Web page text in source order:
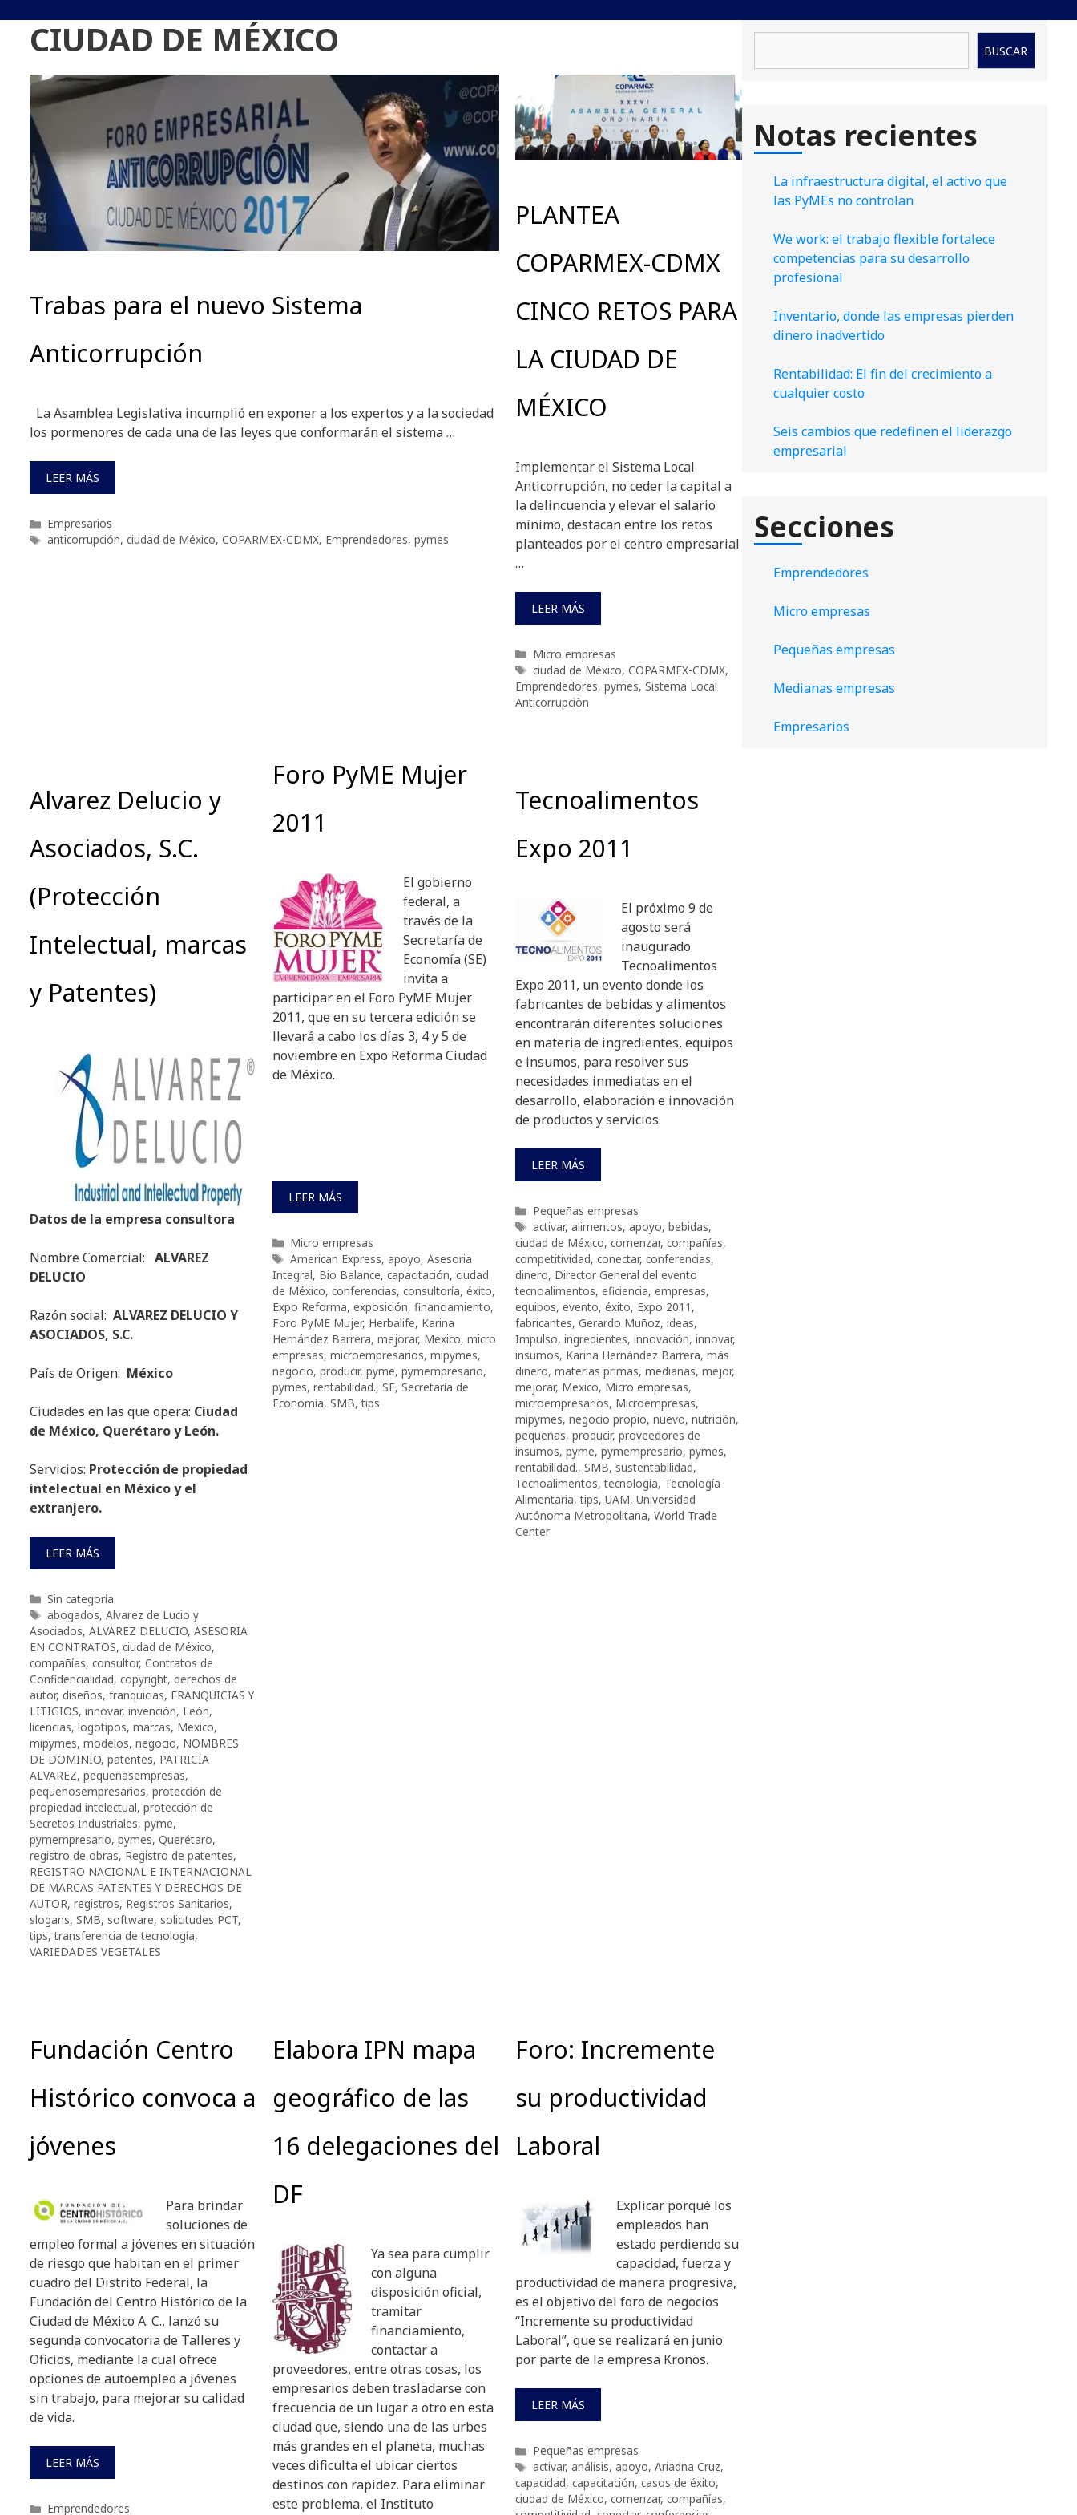
CIUDAD DE MÉXICO
Trabas para el nuevo Sistema
Anticorrupción
La Asamblea Legislativa incumplió en exponer a los expertos y a la sociedad
los pormenores de cada una de las leyes que conformarán el sistema …
LEER MÁS
Categorías
Empresarios
Etiquetas
anticorrupción, ciudad de México, COPARMEX-CDMX, Emprendedores, pymes
PLANTEA
COPARMEX-CDMX
CINCO RETOS PARA
LA CIUDAD DE
MÉXICO
Implementar el Sistema Local
Anticorrupción, no ceder la capital a
la delincuencia y elevar el salario
mínimo, destacan entre los retos
planteados por el centro empresarial
…
LEER MÁS
Categorías
Micro empresas
Etiquetas
ciudad de México, COPARMEX-CDMX,
Emprendedores, pymes, Sistema Local
Anticorrupciòn
Alvarez Delucio y
Asociados, S.C.
(Protección
Intelectual, marcas
y Patentes)
Datos de la empresa consultora
Nombre Comercial: ALVAREZ
DELUCIO
Razón social: ALVAREZ DELUCIO Y
ASOCIADOS, S.C.
País de Origen: México
Ciudades en las que opera: Ciudad
de México, Querétaro y León.
Servicios: Protección de propiedad
intelectual en México y el
extranjero.
LEER MÁS
Categorías
Sin categoría
Etiquetas
abogados, Alvarez de Lucio y
Asociados, ALVAREZ DELUCIO, ASESORIA
EN CONTRATOS, ciudad de México,
compañías, consultor, Contratos de
Confidencialidad, copyright, derechos de
autor, diseños, franquicias, FRANQUICIAS Y
LITIGIOS, innovar, invención, León,
licencias, logotipos, marcas, Mexico,
mipymes, modelos, negocio, NOMBRES
DE DOMINIO, patentes, PATRICIA
ALVAREZ, pequeñasempresas,
pequeñosempresarios, protección de
propiedad intelectual, protección de
Secretos Industriales, pyme,
pymempresario, pymes, Querétaro,
registro de obras, Registro de patentes,
REGISTRO NACIONAL E INTERNACIONAL
DE MARCAS PATENTES Y DERECHOS DE
AUTOR, registros, Registros Sanitarios,
slogans, SMB, software, solicitudes PCT,
tips,transferencia de tecnología,
VARIEDADES VEGETALES
Foro PyME Mujer
2011
El gobierno
federal, a
través de la
Secretaría de
Economía (SE)
invita a
participar en el Foro PyME Mujer
2011, que en su tercera edición se
llevará a cabo los días 3, 4 y 5 de
noviembre en Expo Reforma Ciudad
de México.
LEER MÁS
Categorías
Micro empresas
Etiquetas
American Express, apoyo, Asesoria
Integral, Bio Balance, capacitación, ciudad
de México, conferencias, consultoría, éxito,
Expo Reforma, exposición, financiamiento,
Foro PyME Mujer, Herbalife, Karina
Hernández Barrera, mejorar, Mexico, micro
empresas, microempresarios, mipymes,
negocio, producir, pyme, pymempresario,
pymes, rentabilidad., SE, Secretaría de
Economía, SMB,tips
Tecnoalimentos
Expo 2011
El próximo 9 de
agosto será
inaugurado
Tecnoalimentos
Expo 2011, un evento donde los
fabricantes de bebidas y alimentos
encontrarán diferentes soluciones
en materia de ingredientes, equipos
e insumos, para resolver sus
necesidades inmediatas en el
desarrollo, elaboración e innovación
de productos y servicios.
LEER MÁS
Categorías
Pequeñas empresas
Etiquetas
activar, alimentos, apoyo, bebidas,
ciudad de México, comenzar, compañías,
competitividad, conectar, conferencias,
dinero, Director General del evento
tecnoalimentos, eficiencia, empresas,
equipos, evento, éxito, Expo 2011 ,
fabricantes, Gerardo Muñoz, ideas,
Impulso, ingredientes, innovación, innovar,
insumos, Karina Hernández Barrera, más
dinero, materias primas, medianas, mejor,
mejorar, Mexico, Micro empresas,
microempresarios, Microempresas,
mipymes, negocio propio, nuevo, nutrición,
pequeñas, producir, proveedores de
insumos, pyme, pymempresario, pymes,
rentabilidad., SMB, sustentabilidad,
Tecnoalimentos,tecnología, Tecnología
Alimentaria,tips, UAM, Universidad
Autónoma Metropolitana, World Trade
Center
Fundación Centro
Histórico convoca a
jóvenes
Para brindar
soluciones de
empleo formal a jóvenes en situación
de riesgo que habitan en el primer
cuadro del Distrito Federal, la
Fundación del Centro Histórico de la
Ciudad de México A. C., lanzó su
segunda convocatoria de Talleres y
Oficios, mediante la cual ofrece
opciones de autoempleo a jóvenes
sin trabajo, para mejorar su calidad
de vida.
LEER MÁS
Categorías
Emprendedores
Elabora IPN mapa
geográfico de las
16 delegaciones del
DF
Ya sea para cumplir
con alguna
disposición oficial,
tramitar
financiamiento,
contactar a
proveedores, entre otras cosas, los
empresarios deben trasladarse con
frecuencia de un lugar a otro en esta
ciudad que, siendo una de las urbes
más grandes en el planeta, muchas
veces dificulta el ubicar ciertos
destinos con rapidez. Para eliminar
este problema, el Instituto
Foro: Incremente
su productividad
Laboral
Explicar porqué los
empleados han
estado perdiendo su
capacidad, fuerza y
productividad de manera progresiva,
es el objetivo del foro de negocios
“Incremente su productividad
Laboral”, que se realizará en junio
por parte de la empresa Kronos.
LEER MÁS
Categorías
Pequeñas empresas
Etiquetas
activar, análisis, apoyo, Ariadna Cruz,
capacidad, capacitación, casos de éxito,
ciudad de México, comenzar, compañías,
BUSCAR
Notas recientes
La infraestructura digital, el activo que
las PyMEs no controlan
We work: el trabajo flexible fortalece
competencias para su desarrollo
profesional
Inventario, donde las empresas pierden
dinero inadvertido
Rentabilidad: El fin del crecimiento a
cualquier costo
Seis cambios que redefinen el liderazgo
empresarial
Secciones
Emprendedores
Micro empresas
Pequeñas empresas
Medianas empresas
Empresarios